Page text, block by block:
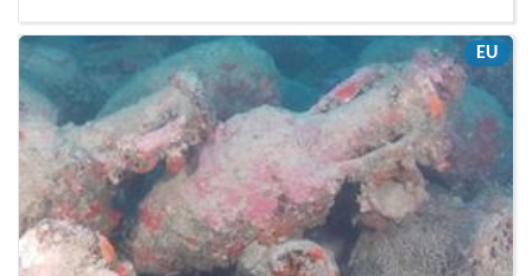
EU